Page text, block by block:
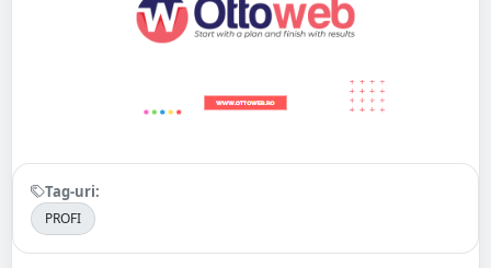
Tag-uri:
PROFI